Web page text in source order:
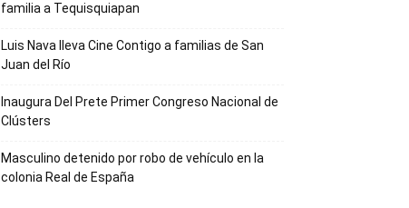
familia a Tequisquiapan
Luis Nava lleva Cine Contigo a familias de San
Juan del Río
Inaugura Del Prete Primer Congreso Nacional de
Clústers
Masculino detenido por robo de vehículo en la
colonia Real de España